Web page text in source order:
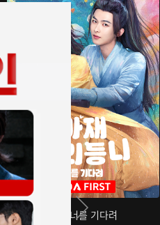
아재저리등니 : 너를 기다려